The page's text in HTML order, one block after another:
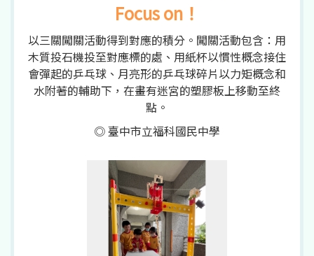
Focus on！
以三關闖關活動得到對應的積分。闖關活動包含：用
木質投石機投至對應標的處、用紙杯以慣性概念接住
會彈起的乒乓球、月亮形的乒乓球碎片以力矩概念和
水附著的輔助下，在畫有迷宮的塑膠板上移動至終
點。
◎ 臺中市立福科國民中學